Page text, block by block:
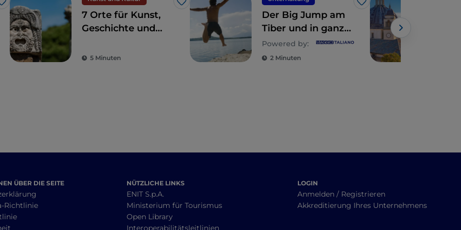
Like Like
7 Orte für Kunst,
Geschichte und
von Rom entfernt
5 Minuten
Like
Der Big Jump am
Tiber und in ganz
Europa
Powered by:
2 Minuten
ÜBER DIE SEITE
Richtlinie
NÜTZLICHE LINKS
ENIT S.p.A.
Ministerium für Tourismus
Open Library
Interoperabilitätsleitlinien
LOGIN
Anmelden / Registrieren
Akkreditierung Ihres Unternehmens